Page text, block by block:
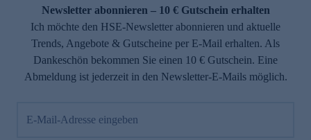
Newsletter abonnieren – 10 € Gutschein erhalten
Ich möchte den HSE-Newsletter abonnieren und aktuelle
Trends, Angebote & Gutscheine per E-Mail erhalten. Als
Dankeschön bekommen Sie einen 10 € Gutschein. Eine
Abmeldung ist jederzeit in den Newsletter-E-Mails möglich.
E-Mail-Adresse eingeben